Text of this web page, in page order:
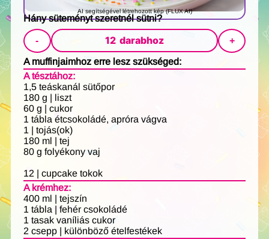
AI segítségével létrehozott kép (FLUX AI)
Hány süteményt szeretnél sütni?
- 12 darabhoz +
A muffinjaimhoz erre lesz szükséged:
A tésztához:
1,5 teáskanál sütőpor
180 g | liszt
60 g | cukor
1 tábla étcsokoládé, apróra vágva
1 | tojás(ok)
180 ml | tej
80 g folyékony vaj
12 | cupcake tokok
A krémhez:
400 ml | tejszín
1 tábla | fehér csokoládé
1 tasak vaníliás cukor
2 csepp | különböző ételfestékek